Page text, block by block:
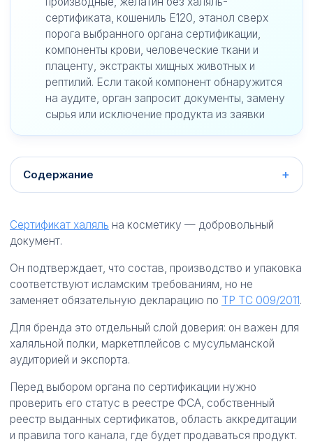
сертификата, кошениль E120, этанол сверх
порога выбранного органа сертификации,
компоненты крови, человеческие ткани и
плаценту, экстракты хищных животных и
рептилий. Если такой компонент обнаружится
на аудите, орган запросит документы, замену
сырья или исключение продукта из заявки
Содержание
Сертификат халяль на косметику — добровольный
документ.
Он подтверждает, что состав, производство и упаковка
соответствуют исламским требованиям, но не
заменяет обязательную декларацию по ТР ТС 009/2011.
Для бренда это отдельный слой доверия: он важен для
халяльной полки, маркетплейсов с мусульманской
аудиторией и экспорта.
Перед выбором органа по сертификации нужно
проверить его статус в реестре ФСА, собственный
реестр выданных сертификатов, область аккредитации
и правила того канала, где будет продаваться продукт.